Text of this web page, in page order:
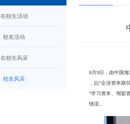
在校生活动
校友活动
在校生风采
校友风采
8月9日，由中国
，以“企业资本路
“学习资本、驾驭
情谊。